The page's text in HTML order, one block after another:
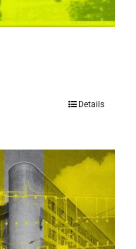
Details